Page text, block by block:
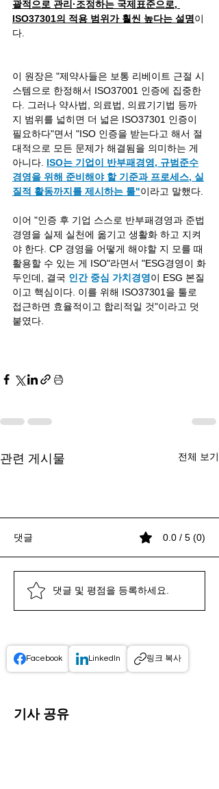
괄적으로 관리·조정하는 국제표준으로,
ISO37301의 적용 범위가 훨씬 높다는 설명이
다.
이 원장은 "제약사들은 보통 리베이트 근절 시
스템으로 한정해서 ISO37001 인증에 집중한
다. 그러나 약사법, 의료법, 의료기기법 등까
지 범위를 넓히면 더 넓은 ISO37301 인증이
필요하다"면서 "ISO 인증을 받는다고 해서 절
대적으로 모든 문제가 해결됨을 의미하는 게
아니다. ISO는 기업이 반부패경영, 규범준수
경영을 위해 준비해야 할 기준과 프로세스, 실
질적 활동까지를 제시하는 툴"이라고 말했다.
이어 "인증 후 기업 스스로 반부패경영과 준법
경영을 실제 실천에 옮기고 생활화 하고 지켜
야 한다. CP 경영을 어떻게 해야할 지 모를 때
활용할 수 있는 게 ISO"라면서 "ESG경영이 화
두인데, 결국 인간 중심 가치경영이 ESG 본질
이고 핵심이다. 이를 위해 ISO37301을 툴로
접근하면 효율적이고 합리적일 것"이라고 덧
붙였다.
관련 게시물 전체 보기
프로엠알 서비스 특징: 구
성과 장점 완벽 분석
프로엠알 데모 체험: 쉽고
빠른 데모 신청 방법 안내
CSO 정산 투명성 강화,
2026년 법인의 대응 전략
프로엠알 서비스 특징: 구
성과 장점 완벽 분석
프로엠알 데모 체험: 쉽고
빠른 데모 신청 방법 안내
CSO 정산 투명성 강화,
2026년 법인의 대응 전략
프로엠알 서비스 특징: 구
성과 장점 완벽 분석
댓글 0.0 / 5 (0)
댓글 및 평점을 등록하세요.
Facebook LinkedIn 링크 복사
기사 공유